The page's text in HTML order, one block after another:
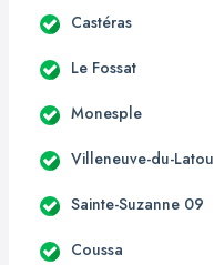
Castéras
Le Fossat
Monesple
Villeneuve-du-Latou
Sainte-Suzanne 09
Coussa